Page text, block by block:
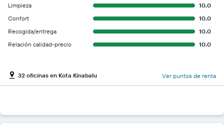
Limpieza
10.0
Confort
10.0
Recogida/entrega
10.0
Relación calidad-precio
10.0
32 oficinas en Kota Kinabalu Ver puntos de renta